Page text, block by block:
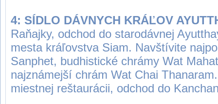
4: SÍDLO DÁVNYCH KRÁĽOV
Raňajky, odchod do starodávnej
mesta kráľovstva Siam. Navštívite
Sanphet, budhistické chrámy Wat
najznámejší chrám Wat Chai
miestnej reštaurácii, odchod do